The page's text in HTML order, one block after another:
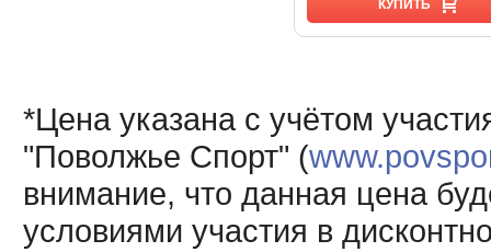
КУПИТЬ
*Цена указана с учётом
"Поволжье Спорт" (
внимание, что данная цена
условиями участия в